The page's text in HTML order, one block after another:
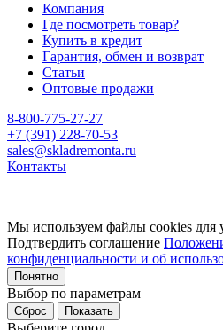
Компания
Где посмотреть товар?
Купить в кредит
Гарантия, обмен и возврат
Статьи
Оптовые продажи
8-800-775-27-27
+7 (391) 228-70-53
sales@skladremonta.ru
Контакты
Мы используем файлы cookies для
Подтвердить соглашение
конфиденциальности и об
Понятно
Выбор по параметрам
Сброс Показать